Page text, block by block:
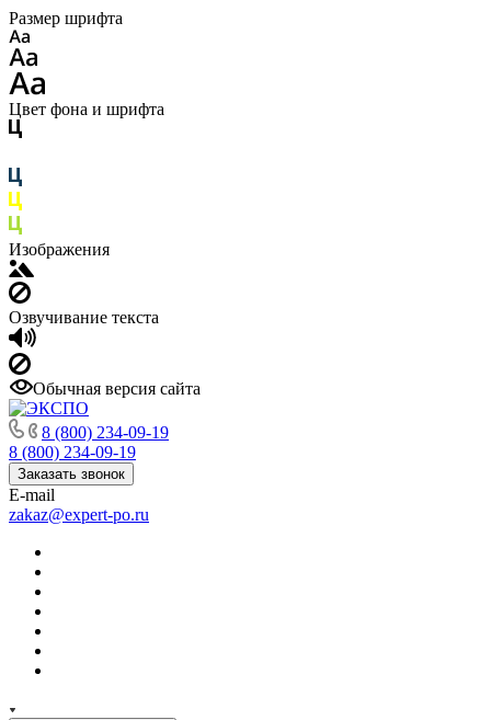
Размер шрифта
Цвет фона и шрифта
Изображения
Озвучивание текста
Обычная версия сайта
8 (800) 234-09-19
8 (800) 234-09-19
Заказать звонок
E-mail
zakaz@expert-po.ru